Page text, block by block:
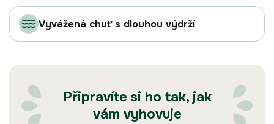
Vyvážená chuť s dlouhou výdrží
Připravíte si ho tak, jak
vám vyhovuje